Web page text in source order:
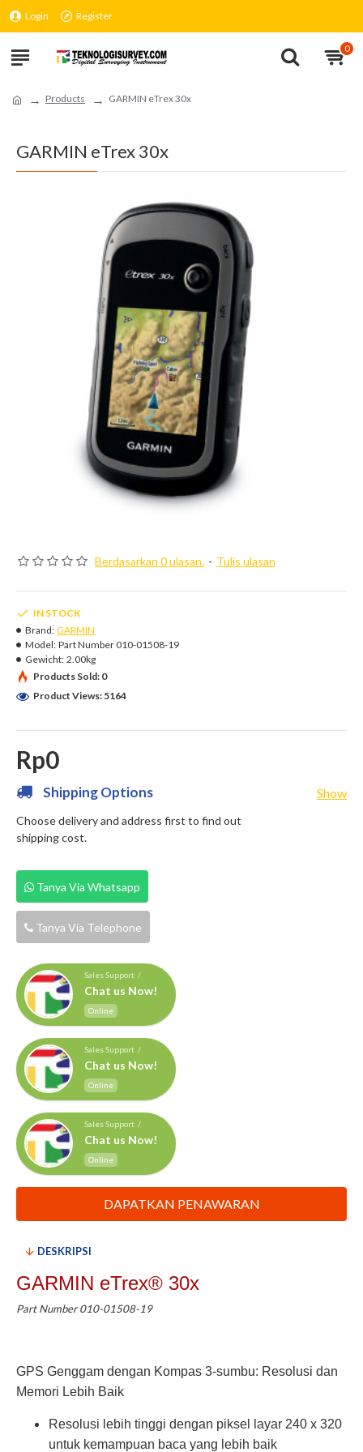
Login Register
0
Products GARMIN eTrex 30x
GARMIN eTrex 30x
Berdasarkan 0 ulasan. - Tulis ulasan
Rp0
IN STOCK
Brand: GARMIN
Model: Part Number 010-01508-19
Gewicht: 2.00kg
Products Sold: 0
Product Views: 5164
Shipping Options
Choose delivery and address first to find out
shipping cost.
Show
Tanya Via Whatsapp
Tanya Via Telephone
Sales Support /
Chat us Now!
Online
Sales Support /
Chat us Now!
Online
Sales Support /
Chat us Now!
Online
DAPATKAN PENAWARAN
DESKRIPSI
GARMIN eTrex® 30x
Part Number 010-01508-19
GPS Genggam dengan Kompas 3-sumbu: Resolusi dan
Memori Lebih Baik
Resolusi lebih tinggi dengan piksel layar 240 x 320
untuk kemampuan baca yang lebih baik